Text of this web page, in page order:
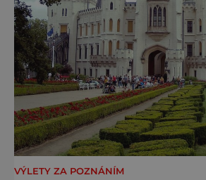
VÝLETY ZA POZNÁNÍM